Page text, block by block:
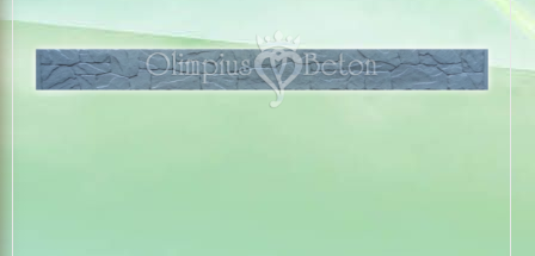
Шлакоблок
Бордюры,водостоки